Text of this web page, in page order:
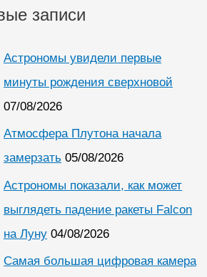
записи
Астрономы увидели первые
минуты рождения сверхновой
07/08/2026
Атмосфера Плутона начала
замерзать 05/08/2026
Астрономы показали, как может
выглядеть падение ракеты Falcon
на Луну 04/08/2026
Самая большая цифровая камера